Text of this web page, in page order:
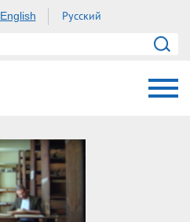
English Русский